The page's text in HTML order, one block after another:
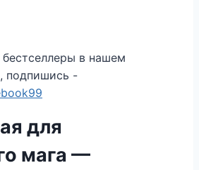
в нашем
подпишись -
для
мага —